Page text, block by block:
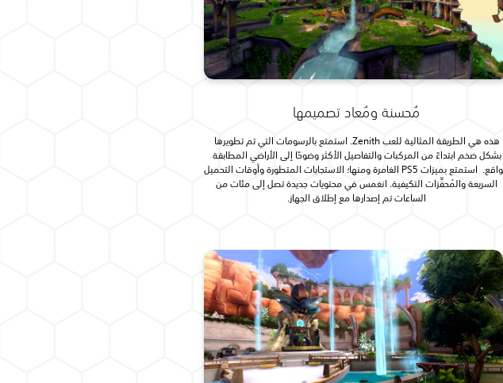
مُحسنة ومُعاد تصميمها
هذه هي الطريقة المثالية للعب Zenith. استمتع بالرسومات التي تم تطويرها
بشكل ضخم ابتداءً من المركبات والتفاصيل الأكثر وضوحًا إلى الأراضي المطابقة
للواقع. استمتع بميزات PS5 الغامرة ومنها؛ الاستجابات المتطورة وأوقات التحميل
السريعة والمُحفِّزات التكيفية. انغمس في محتويات جديدة تصل إلى مئات من
الساعات تم إصدارها مع إطلاق الجهاز.